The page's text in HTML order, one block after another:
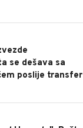
se dešava sa
poslije transfer